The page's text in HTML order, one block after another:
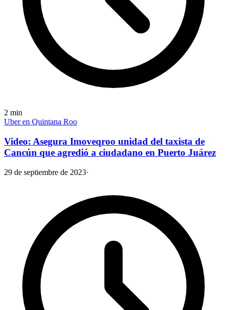
2 min
Uber en Quintana Roo
Video: Asegura Imoveqroo unidad del taxista de
Cancún que agredió a ciudadano en Puerto Juárez
29 de septiembre de 2023·